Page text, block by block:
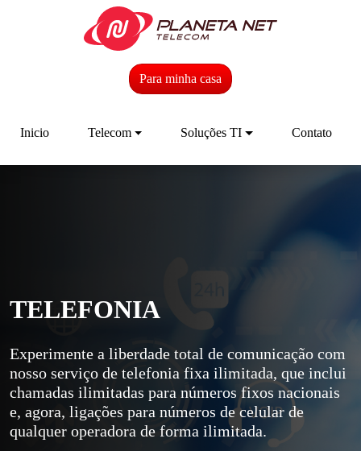
Para minha casa
Inicio Telecom Soluções TI Contato
TELEFONIA
Experimente a liberdade total de comunicação com
nosso serviço de telefonia fixa ilimitada, que inclui
chamadas ilimitadas para números fixos nacionais
e, agora, ligações para números de celular de
qualquer operadora de forma ilimitada.